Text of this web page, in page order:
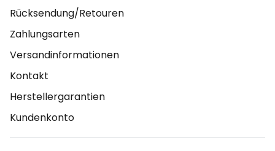
Rücksendung/Retouren
Zahlungsarten
Versandinformationen
Kontakt
Herstellergarantien
Kundenkonto